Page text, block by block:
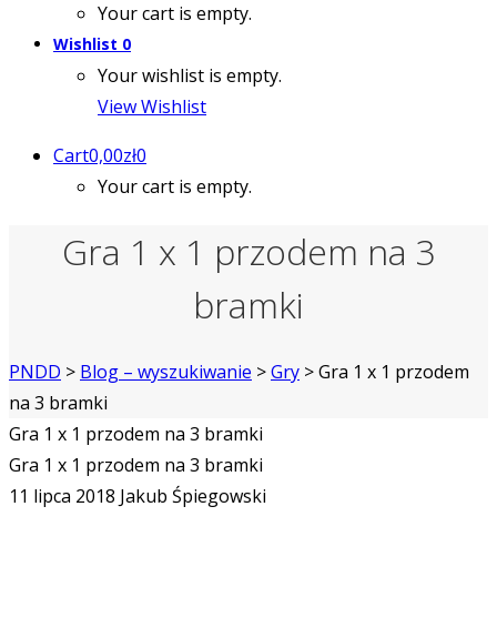
Your cart is empty.
Wishlist 0
Your wishlist is empty.
View Wishlist
Cart0,00zł0
Your cart is empty.
Gra 1 x 1 przodem na 3
bramki
PNDD > Blog – wyszukiwanie >Gry >Gra 1 x 1 przodem
na 3 bramki
Gra 1 x 1 przodem na 3 bramki
Gra 1 x 1 przodem na 3 bramki
11 lipca 2018 Jakub Śpiegowski